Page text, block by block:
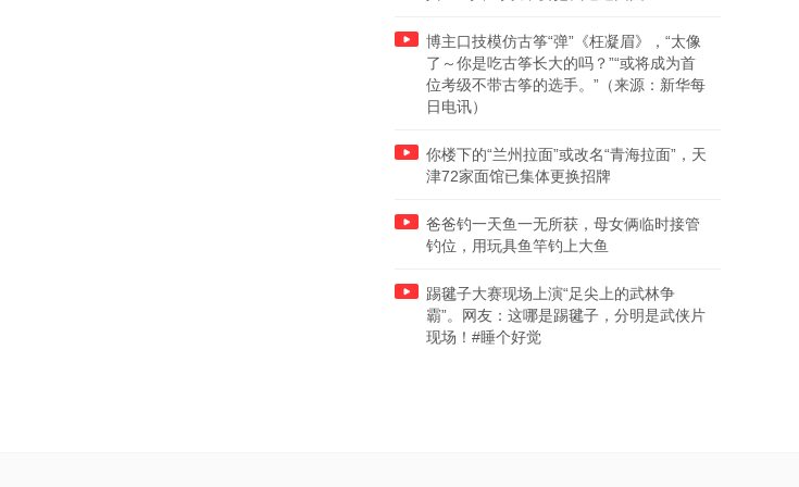
博主口技模仿古筝“弹”《枉凝眉》，“太像
了～你是吃古筝长大的吗？”“或将成为首
位考级不带古筝的选手。”（来源：新华每
日电讯）
你楼下的“兰州拉面”或改名“青海拉面”，天
津72家面馆已集体更换招牌
爸爸钓一天鱼一无所获，母女俩临时接管
钓位，用玩具鱼竿钓上大鱼
踢毽子大赛现场上演“足尖上的武林争
霸”。网友：这哪是踢毽子，分明是武侠片
现场！#睡个好觉